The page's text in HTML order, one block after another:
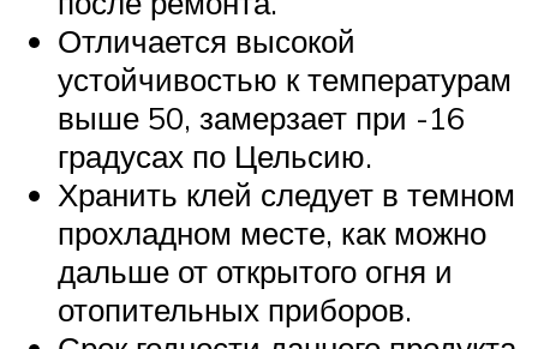
Отличается высокой
устойчивостью к температурам
выше 50, замерзает при -16
градусах по Цельсию.
Хранить клей следует в темном
прохладном месте, как можно
дальше от открытого огня и
отопительных приборов.